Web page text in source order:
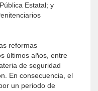
Estatal; y
reformas
últimos años, entre
de seguridad
En consecuencia, el
un periodo de